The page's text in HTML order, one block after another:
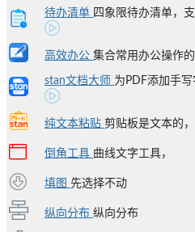
待办清单 四象限待办清单，
高效办公 集合常用办公操作
stan文档大师 为PDF添加手
纯文本粘贴 剪贴板是文本的
倒角工具 曲线文字工具，
填图 先选择不动
纵向分布 纵向分布